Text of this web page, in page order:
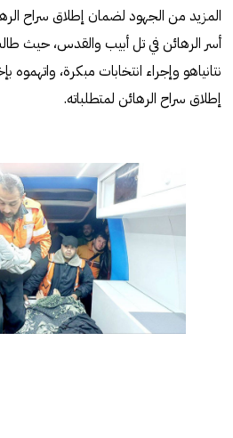
المزيد من الجهود لضمان إطلاق سراح
أسر الرهائن في تل أبيب والقدس، حيث
نتانياهو وإجراء انتخابات مبكرة،
إطلاق سراح الرهائن لمتطلباته.